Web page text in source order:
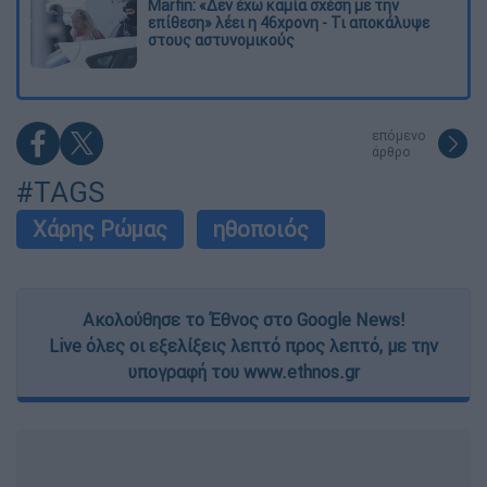
Marfin: «Δεν έχω καμία σχέση με την
επίθεση» λέει η 46χρονη - Τι αποκάλυψε
στους αστυνομικούς
επόμενο
άρθρο
#TAGS
Χάρης Ρώμας ηθοποιός
Ακολούθησε το Έθνος στο Google News!
Live όλες οι εξελίξεις λεπτό προς λεπτό, με την
υπογραφή του www.ethnos.gr